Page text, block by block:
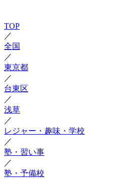
TOP
／
全国
／
東京都
／
台東区
／
浅草
／
レジャー・趣味・学校
／
塾・習い事
／
塾・予備校